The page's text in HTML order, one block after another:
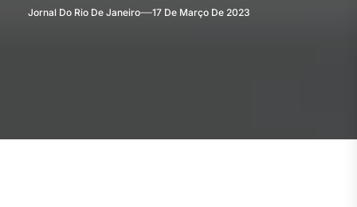
Jornal Do Rio De Janeiro 17 De Março De 2023